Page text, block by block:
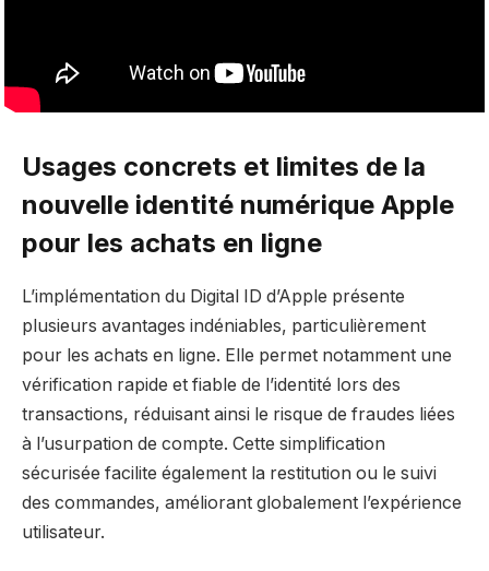
Usages concrets et limites de la
nouvelle identité numérique Apple
pour les achats en ligne
L’implémentation du Digital ID d’Apple présente
plusieurs avantages indéniables, particulièrement
pour les achats en ligne. Elle permet notamment une
vérification rapide et fiable de l’identité lors des
transactions, réduisant ainsi le risque de fraudes liées
à l’usurpation de compte. Cette simplification
sécurisée facilite également la restitution ou le suivi
des commandes, améliorant globalement l’expérience
utilisateur.